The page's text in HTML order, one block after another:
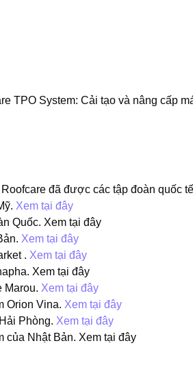
TPO System: Cải tạo và nâng cấp
đã được các tập đoàn quốc
Xem tại đây
Quốc. Xem tại đây
Xem tại đây
. Xem tại đây
Xem tại đây
Marou. Xem tại đây
Orion Vina. Xem tại đây
Phòng. Xem tại đây
của Nhật Bản. Xem tại đây